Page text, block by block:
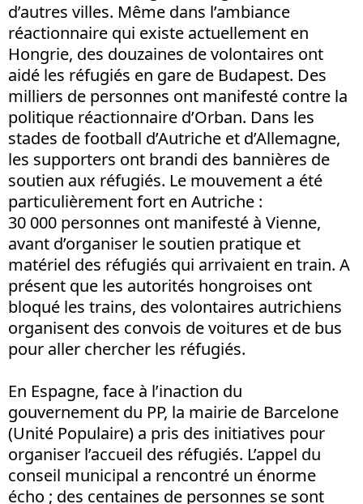
d’autres villes. Même dans l’ambiance
réactionnaire qui existe actuellement en
Hongrie, des douzaines de volontaires ont
aidé les réfugiés en gare de Budapest. Des
milliers de personnes ont manifesté contre la
politique réactionnaire d’Orban. Dans les
stades de football d’Autriche et d’Allemagne,
les supporters ont brandi des bannières de
soutien aux réfugiés. Le mouvement a été
particulièrement fort en Autriche :
30 000 personnes ont manifesté à Vienne,
avant d’organiser le soutien pratique et
matériel des réfugiés qui arrivaient en train. A
présent que les autorités hongroises ont
bloqué les trains, des volontaires autrichiens
organisent des convois de voitures et de bus
pour aller chercher les réfugiés.
En Espagne, face à l’inaction du
gouvernement du PP, la mairie de Barcelone
(Unité Populaire) a pris des initiatives pour
organiser l’accueil des réfugiés. L’appel du
conseil municipal a rencontré un énorme
écho ; des centaines de personnes se sont